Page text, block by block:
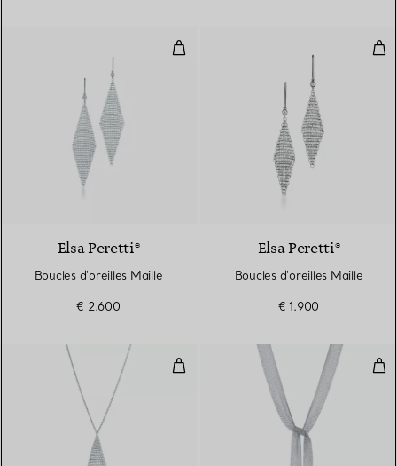
Boucles d'oreilles Maille
Elsa Peretti®
Boucles d'oreilles Maille
€ 2.600
Elsa Peretti®
Boucles d'oreilles Maille
€ 1.900
Pendentif Frange Collection